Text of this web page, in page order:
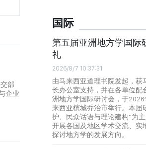
部
企业
国际
第五届亚洲地方学国际
礼
2026/8/7 10:37:31
由马来西亚道理书院发起，获
长办公室支持，并在各单位配
洲地方学国际研讨会，于
来西亚槟城乔治市举行。本届
护、民众话语与理论建构”为
开展各国及地区学术交流、实
探讨地方学的发展方向。